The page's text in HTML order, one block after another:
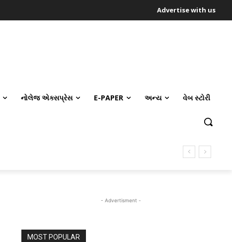
Advertise with us
નોલેજ એક્સપ્રેસ E-PAPER અન્ય વેબ સ્ટોરી
- Advertisment -
MOST POPULAR